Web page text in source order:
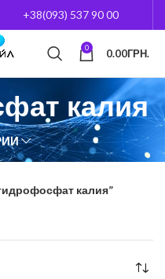
+38(093) 537 90 00
0 0.00ГРН.
калия
калия”